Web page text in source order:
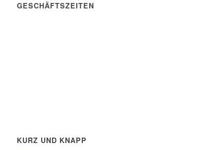
GESCHÄFTSZEITEN
KURZ UND KNAPP